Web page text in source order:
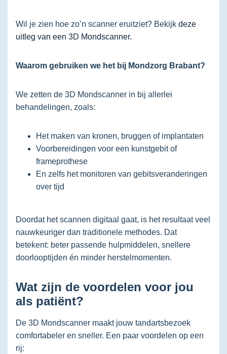
Wil je zien hoe zo’n scanner eruitziet? Bekijk deze
uitleg van een 3D Mondscanner.
Waarom gebruiken we het bij Mondzorg Brabant?
We zetten de 3D Mondscanner in bij allerlei
behandelingen, zoals:
Het maken van kronen, bruggen of implantaten
Voorbereidingen voor een kunstgebit of
frameprothese
En zelfs het monitoren van gebitsveranderingen
over tijd
Doordat het scannen digitaal gaat, is het resultaat veel
nauwkeuriger dan traditionele methodes. Dat
betekent: beter passende hulpmiddelen, snellere
doorlooptijden én minder herstelmomenten.
Wat zijn de voordelen voor jou
als patiënt?
De 3D Mondscanner maakt jouw tandartsbezoek
comfortabeler en sneller. Een paar voordelen op een
rij: